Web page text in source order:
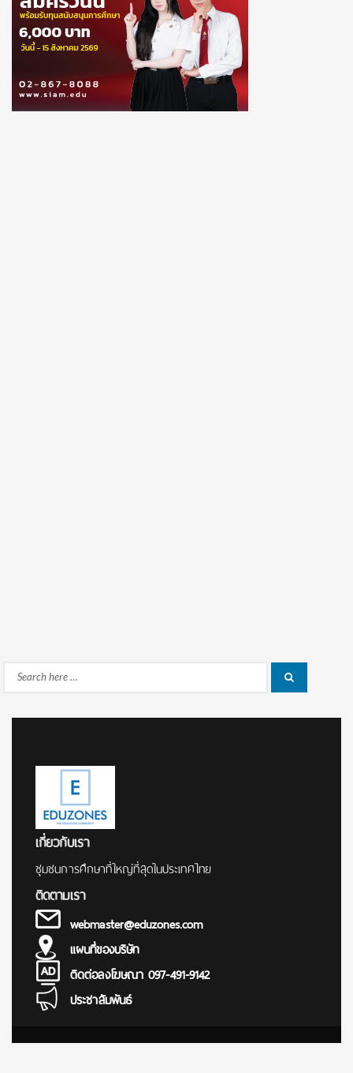
Search
เกี่ยวกับเรา
ชุมชนการศึกษาที่ใหญ่ที่สุดในประเทศไทย
ติดตามเรา
webmaster@eduzones.com
แผนที่ของบริษัท
ติดต่อลงโฆษณา 097-491-9142
ประชาสัมพันธ์